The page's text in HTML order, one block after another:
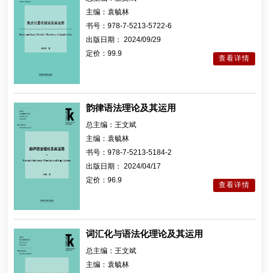
主编：袁毓林
书号：978-7-5213-5722-6
出版日期：
2024/09/29
定价：99.9
查看详情
韵律语法理论及其运用
总主编： 王文斌
主编： 袁毓林
书号：978-7-5213-5184-2
出版日期：
2024/04/17
定价：96.9
查看详情
词汇化与语法化理论及其运用
总主编：王文斌
主编：袁毓林